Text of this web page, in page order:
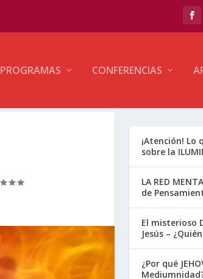
PROGRAMAS CONFERENCIAS
¡Atención! Lo
sobre la
LA RED
de
El misterioso
Jesús –
¿Por qué